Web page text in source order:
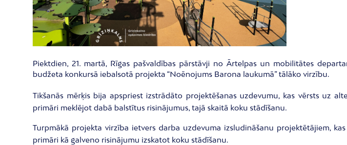
Piektdien, 21. martā, Rīgas pašvaldības pārstāvji no Ārtelpas un mobilitātes
budžeta konkursā iebalsotā projekta “Noēnojums Barona laukumā” tālāko virzību.
Tikšanās mērķis bija apspriest izstrādāto projektēšanas uzdevumu, kas vērsts uz
primāri meklējot dabā balstītus risinājumus, tajā skaitā koku stādīšanu.
Turpmākā projekta virzība ietvers darba uzdevuma izsludināšanu projektētājiem,
primāri kā galveno risinājumu izskatot koku stādīšanu.